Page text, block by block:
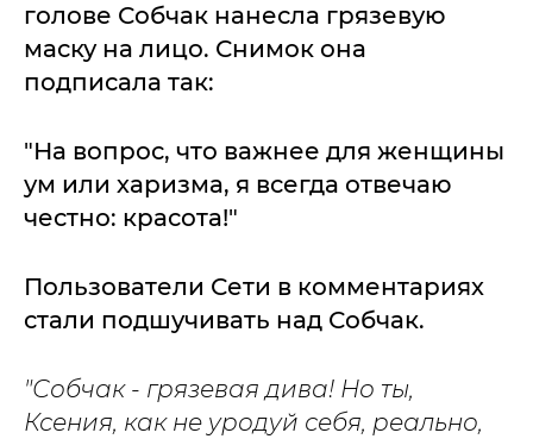
голове Собчак нанесла грязевую
маску на лицо. Снимок она
подписала так:
"На вопрос, что важнее для женщины
ум или харизма, я всегда отвечаю
честно: красота!"
Пользователи Сети в комментариях
стали подшучивать над Собчак.
"Собчак - грязевая дива! Но ты,
Ксения, как не уродуй себя, реально,